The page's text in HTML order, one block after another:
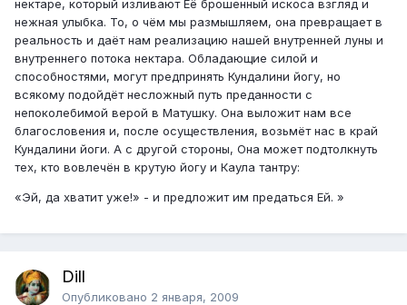
нектаре, который изливают Её брошенный искоса взгляд и
нежная улыбка. То, о чём мы размышляем, она превращает в
реальность и даёт нам реализацию нашей внутренней луны и
внутреннего потока нектара. Обладающие силой и
способностями, могут предпринять Кундалини йогу, но
всякому подойдёт несложный путь преданности с
непоколебимой верой в Матушку. Она выложит нам все
благословения и, после осуществления, возьмёт нас в край
Кундалини йоги. А с другой стороны, Она может подтолкнуть
тех, кто вовлечён в крутую йогу и Каула тантру:
«Эй, да хватит уже!» - и предложит им предаться Ей. »
Dill
Опубликовано 2 января, 2009